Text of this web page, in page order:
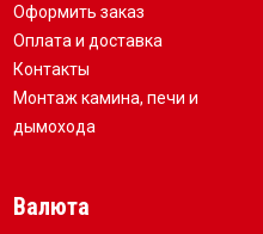
Оформить заказ
Оплата и доставка
Контакты
Монтаж камина, печи и
дымохода
Валюта